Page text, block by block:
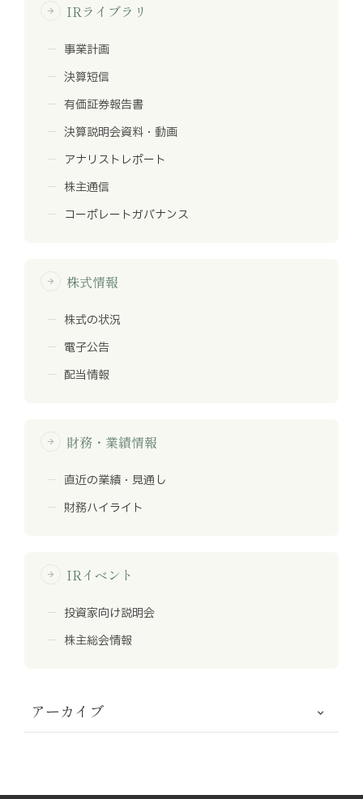
arrow_forward IRライブラリ
事業計画
決算短信
有価証券報告書
決算説明会資料・動画
アナリストレポート
株主通信
コーポレートガバナンス
arrow_forward 株式情報
株式の状況
電子公告
配当情報
arrow_forward 財務・業績情報
直近の業績・見通し
財務ハイライト
arrow_forward IRイベント
投資家向け説明会
株主総会情報
アーカイブ